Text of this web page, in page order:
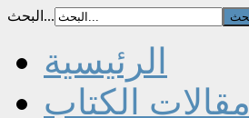
البحث...
الرئيسية
مقالات الكتاب